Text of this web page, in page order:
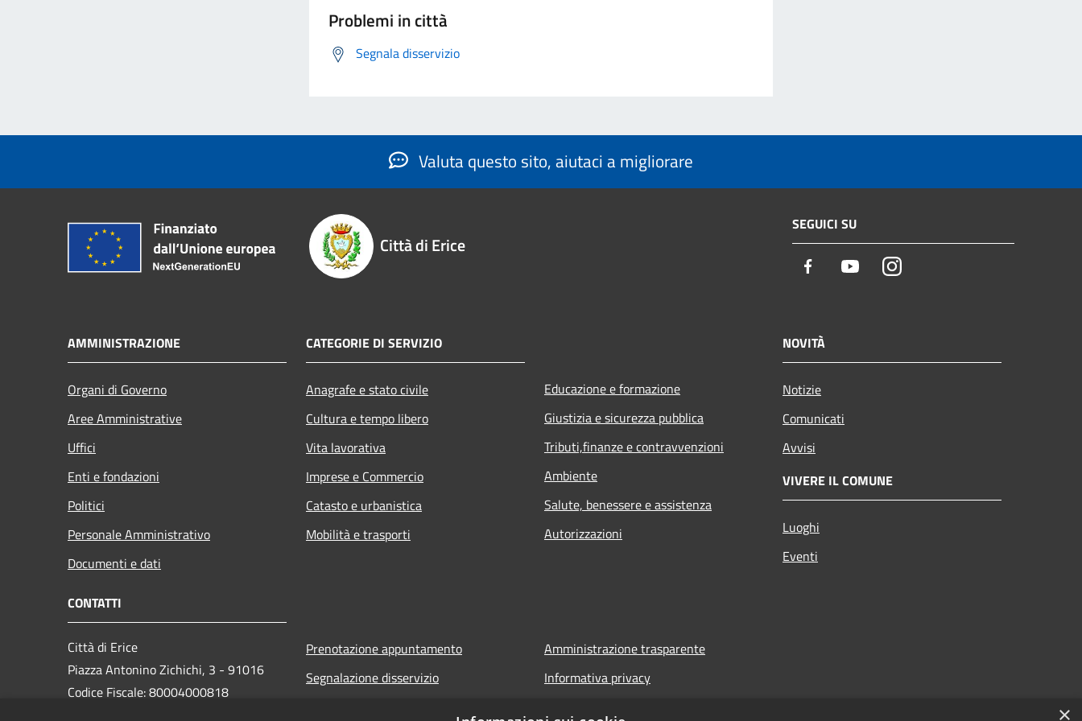
Problemi in città
Segnala disservizio
Valuta questo sito, aiutaci a migliorare
Città di Erice
SEGUICI SU
Facebook YoutubeInstagram
AMMINISTRAZIONE
Organi di Governo
Aree Amministrative
Uffici
Enti e fondazioni
Politici
Personale Amministrativo
Documenti e dati
CATEGORIE DI SERVIZIO
Anagrafe e stato civile
Cultura e tempo libero
Vita lavorativa
Imprese e Commercio
Catasto e urbanistica
Mobilità e trasporti
Educazione e formazione
Giustizia e sicurezza pubblica
Tributi,finanze e contravvenzioni
Ambiente
Salute, benessere e assistenza
Autorizzazioni
NOVITÀ
Notizie
Comunicati
Avvisi
VIVERE IL COMUNE
Luoghi
Eventi
CONTATTI
Città di Erice
Piazza Antonino Zichichi, 3 - 91016
Codice Fiscale: 80004000818
Prenotazione appuntamento
Segnalazione disservizio
Amministrazione trasparente
Informativa privacy
×